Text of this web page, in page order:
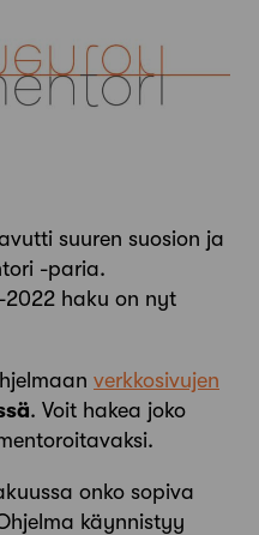
suuren suosion ja
-paria.
2022 haku on nyt
verkkosivujen
. Voit hakea joko
onko sopiva
käynnistyy